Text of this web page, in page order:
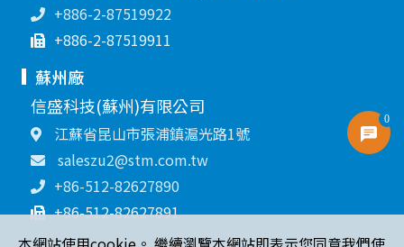
+886-2-87519922
+886-2-87519911
蘇州廠
信盛科技(蘇州)有限公司
江蘇省昆山市張浦鎮滬光路1號
saleszu2@stm.com.tw
+86-512-82627890
+86-512-82627891
0